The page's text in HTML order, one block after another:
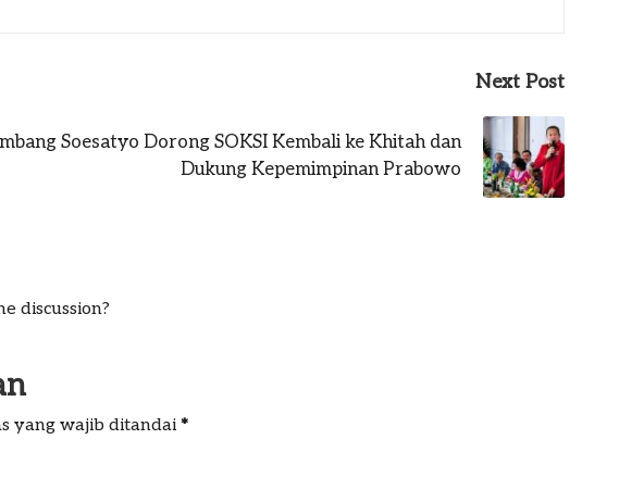
Next Post
Soesatyo Dorong SOKSI Kembali ke Khitah dan
Dukung Kepemimpinan Prabowo
discussion?
yang wajib ditandai *